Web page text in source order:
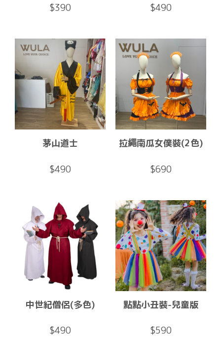
$390 $490
茅山道士
$490
拉繩南瓜女僕裝(2色)
$690
中世紀僧侶(多色)
$490
點點小丑裝-兒童版
$590